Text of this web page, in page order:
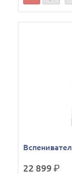
22 899р.